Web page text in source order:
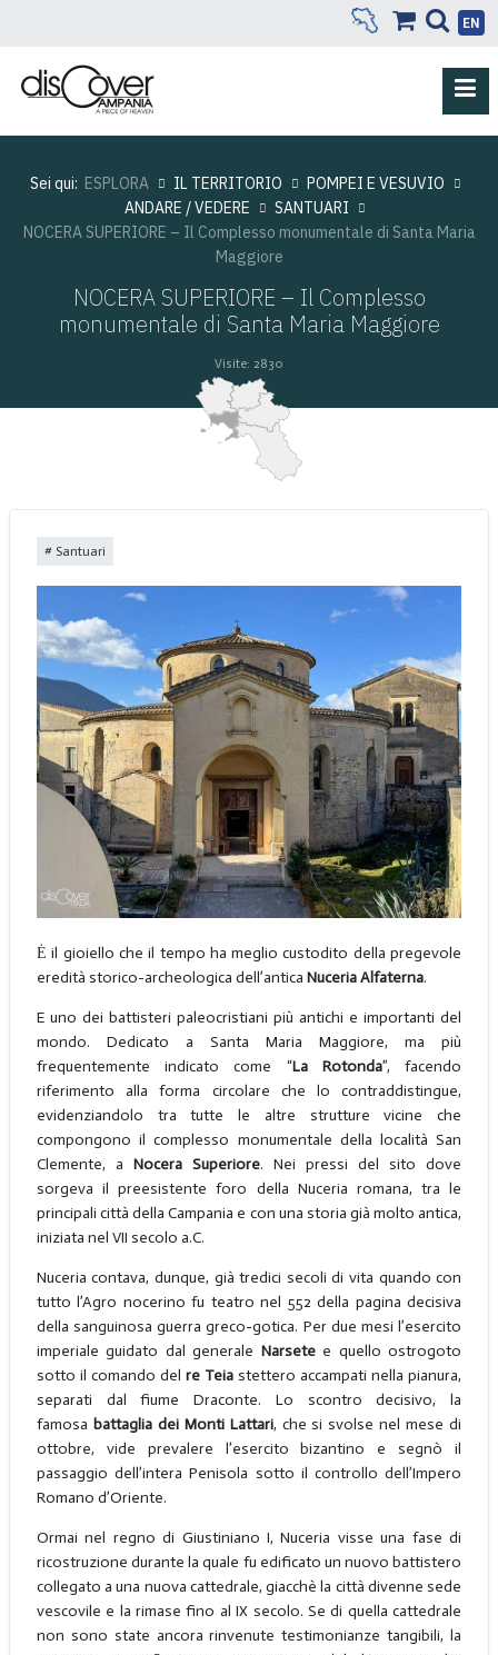
EN
Sei qui: ESPLORA IL TERRITORIO
POMPEI E VESUVIO
ANDARE / VEDERE
SANTUARI
NOCERA SUPERIORE – Il Complesso monumentale di Santa Maria
Maggiore
NOCERA SUPERIORE – Il Complesso
monumentale di Santa Maria Maggiore
Visite: 2830
Santuari
Ė il gioiello che il tempo ha meglio custodito della pregevole
eredità storico-archeologica dell’antica Nuceria Alfaterna.
E uno dei battisteri paleocristiani più antichi e importanti del
mondo. Dedicato a Santa Maria Maggiore, ma più
frequentemente indicato come “La Rotonda”, facendo
riferimento alla forma circolare che lo contraddistingue,
evidenziandolo tra tutte le altre strutture vicine che
compongono il complesso monumentale della località San
Clemente, a Nocera Superiore. Nei pressi del sito dove
sorgeva il preesistente foro della Nuceria romana, tra le
principali città della Campania e con una storia già molto antica,
iniziata nel VII secolo a.C.
Nuceria contava, dunque, già tredici secoli di vita quando con
tutto l’Agro nocerino fu teatro nel 552 della pagina decisiva
della sanguinosa guerra greco-gotica. Per due mesi l’esercito
imperiale guidato dal generale Narsetee quello ostrogoto
sotto il comando del re Teia stettero accampati nella pianura,
separati dal fiume Draconte. Lo scontro decisivo, la
famosa battaglia dei Monti Lattari, che si svolse nel mese di
ottobre, vide prevalere l’esercito bizantino e segnò il
passaggio dell’intera Penisola sotto il controllo dell’Impero
Romano d’Oriente.
Ormai nel regno di Giustiniano I, Nuceria visse una fase di
ricostruzione durante la quale fu edificato un nuovo battistero
collegato a una nuova cattedrale, giacchè la città divenne sede
vescovile e la rimase fino al IX secolo. Se di quella cattedrale
non sono state ancora rinvenute testimonianze tangibili, la